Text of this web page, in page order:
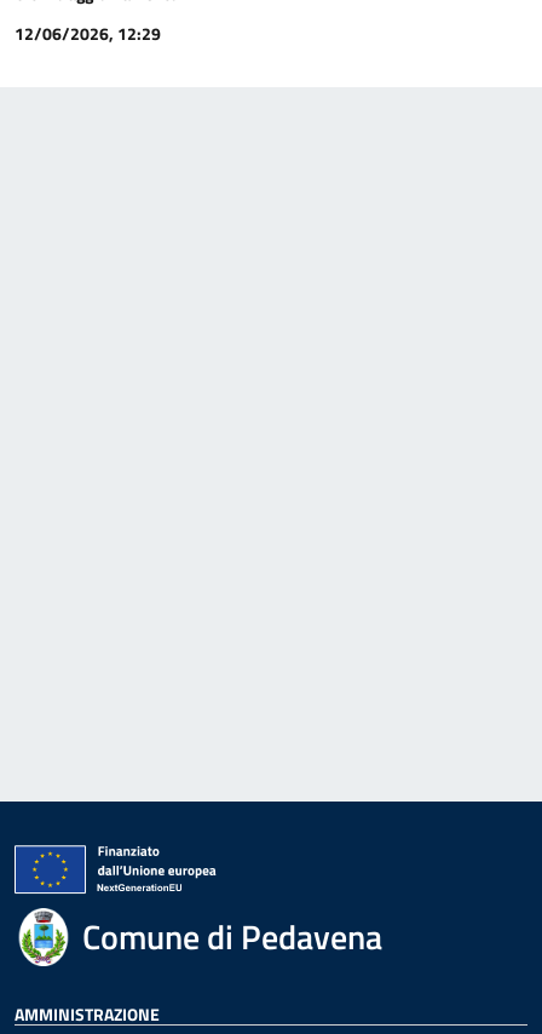
12/06/2026, 12:29
Comune di Pedavena
AMMINISTRAZIONE